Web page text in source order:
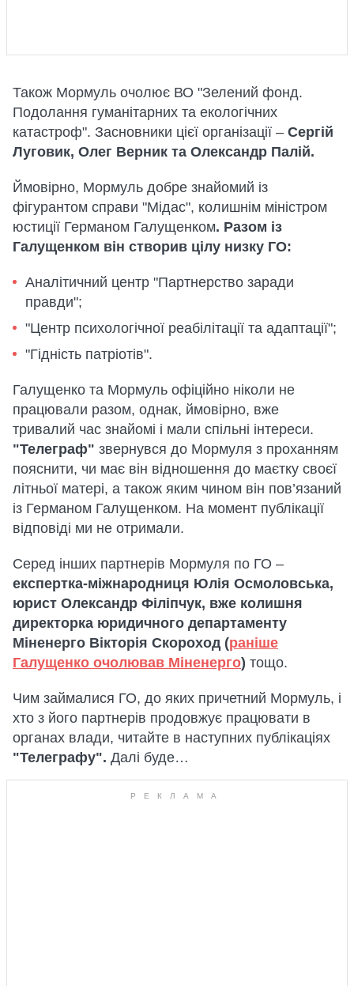
Також Мормуль очолює ВО "Зелений фонд.
Подолання гуманітарних та екологічних
катастроф". Засновники цієї організації – Сергій
Луговик, Олег Верник та Олександр Палій.
Ймовірно, Мормуль добре знайомий із
фігурантом справи "Мідас", колишнім міністром
юстиції Германом Галущенком. Разом із
Галущенком він створив цілу низку ГО:
Аналітичний центр "Партнерство заради
правди";
"Центр психологічної реабілітації та адаптації";
"Гідність патріотів".
Галущенко та Мормуль офіційно ніколи не
працювали разом, однак, ймовірно, вже
тривалий час знайомі і мали спільні інтереси.
"Телеграф" звернувся до Мормуля з проханням
пояснити, чи має він відношення до маєтку своєї
літньої матері, а також яким чином він пов’язаний
із Германом Галущенком. На момент публікації
відповіді ми не отримали.
Серед інших партнерів Мормуля по ГО –
експертка-міжнародниця Юлія Осмоловська,
юрист Олександр Філіпчук, вже колишня
директорка юридичного департаменту
Міненерго Вікторія Скороход (раніше
Галущенко очолював Міненерго) тощо.
Чим займалися ГО, до яких причетний Мормуль, і
хто з його партнерів продовжує працювати в
органах влади, читайте в наступних публікаціях
"Телеграфу". Далі буде…